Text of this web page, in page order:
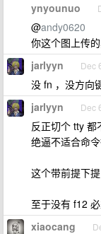
ynyounuo
@andy0620
你这个图上传
jarlyyn Dec
没 fn ，没方向
jarlyyn Dec
反正切个 tty 都
绝逼不适合命令
这个带前提下
至于没有 f12
xiaocang